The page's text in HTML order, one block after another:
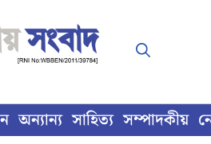
অন্যান্য সাহিত্য সম্পাদকীয়